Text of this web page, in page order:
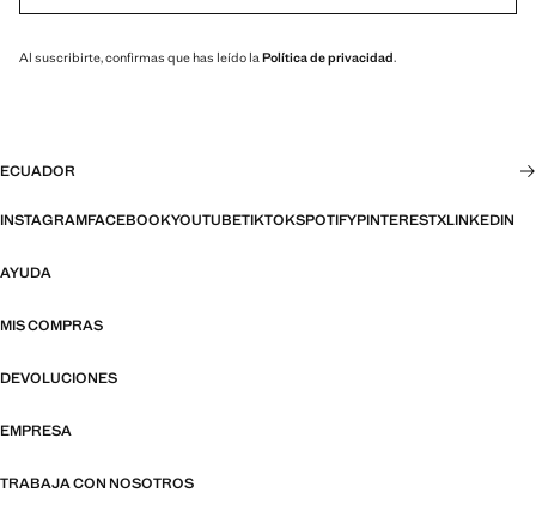
Al suscribirte, confirmas que has leído laPolítica de privacidad.
ECUADOR
INSTAGRAMFACEBOOKYOUTUBETIKTOKSPOTIFYPINTERESTXLINKEDIN
AYUDA
MIS COMPRAS
DEVOLUCIONES
EMPRESA
TRABAJA CON NOSOTROS